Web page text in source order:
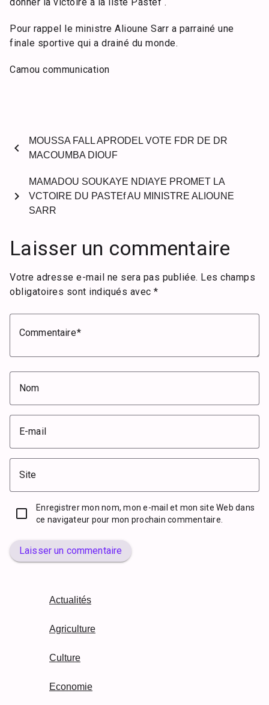
Pour rappel le ministre Alioune Sarr a parrainé une
finale sportive qui a drainé du monde.
Camou communication
chevron_left
MOUSSA FALL APRODEL VOTE FDR DE DR
MACOUMBA DIOUF
MAMADOU SOUKAYE NDIAYE PROMET LA
VCTOIRE DU PASTEf AU MINISTRE ALIOUNE
SARR
chevron_right
Laisser un commentaire
Votre adresse e-mail ne sera pas publiée. Les champs
obligatoires sont indiqués avec *
Commentaire
Nom
E-mail
Site
Enregistrer mon nom, mon e-mail et mon site Web dans
ce navigateur pour mon prochain commentaire.
Laisser un commentaire
Actualités
Agriculture
Culture
Economie